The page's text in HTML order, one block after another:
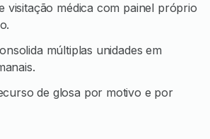
visitação médica com painel próprio
múltiplas unidades em
de glosa por motivo e por